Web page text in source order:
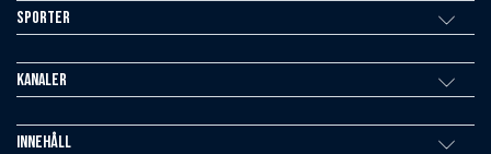
Sporter
Kanaler
Innehåll